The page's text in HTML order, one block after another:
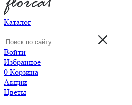
Каталог
Войти
Избранное
0 Корзина
Акции
Цветы